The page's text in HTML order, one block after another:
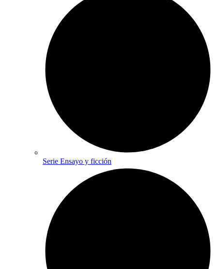
Serie Ensayo y ficción